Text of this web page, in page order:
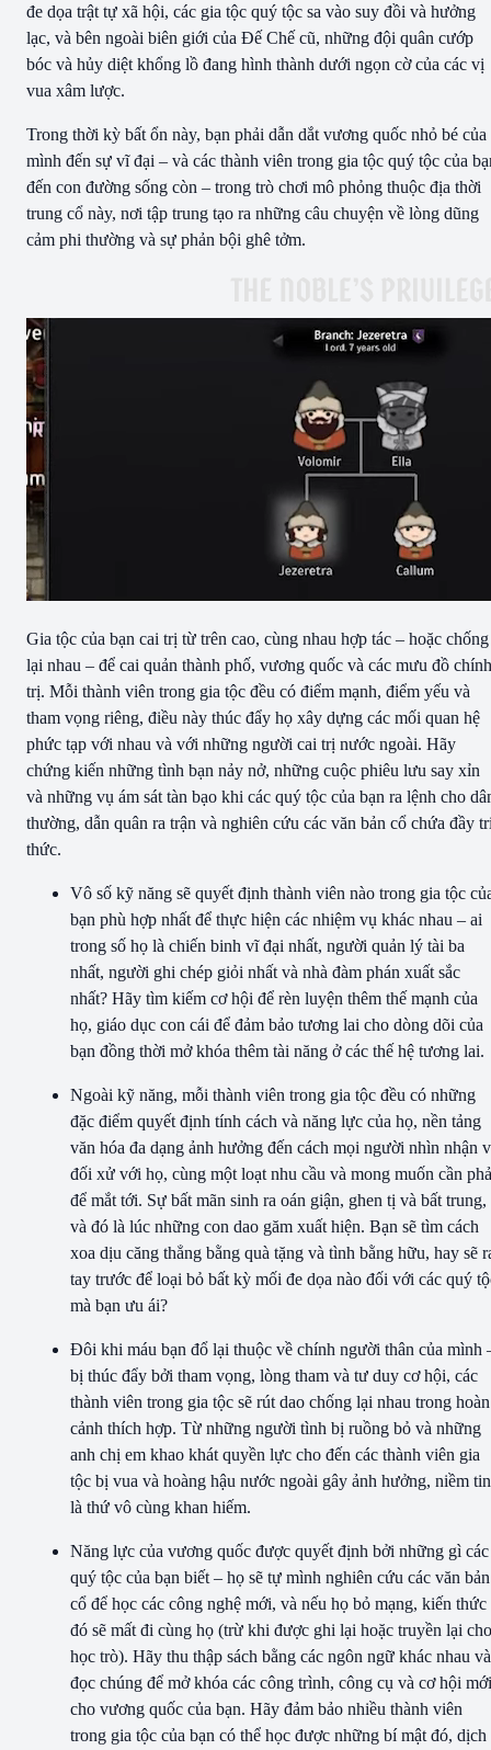
đe dọa trật tự xã hội, các gia tộc quý tộc sa vào suy đồi và hưởng
lạc, và bên ngoài biên giới của Đế Chế cũ, những đội quân cướp
bóc và hủy diệt khổng lồ đang hình thành dưới ngọn cờ của các vị
vua xâm lược.
Trong thời kỳ bất ổn này, bạn phải dẫn dắt vương quốc nhỏ bé của
mình đến sự vĩ đại – và các thành viên trong gia tộc quý tộc của
đến con đường sống còn – trong trò chơi mô phỏng thuộc địa thời
trung cổ này, nơi tập trung tạo ra những câu chuyện về lòng dũng
cảm phi thường và sự phản bội ghê tởm.
Gia tộc của bạn cai trị từ trên cao, cùng nhau hợp tác – hoặc chống
lại nhau – để cai quản thành phố, vương quốc và các mưu đồ chính
trị. Mỗi thành viên trong gia tộc đều có điểm mạnh, điểm yếu và
tham vọng riêng, điều này thúc đẩy họ xây dựng các mối quan hệ
phức tạp với nhau và với những người cai trị nước ngoài. Hãy
chứng kiến những tình bạn nảy nở, những cuộc phiêu lưu say xỉn
và những vụ ám sát tàn bạo khi các quý tộc của bạn ra lệnh cho
thường, dẫn quân ra trận và nghiên cứu các văn bản cổ chứa đầy
thức.
Vô số kỹ năng sẽ quyết định thành viên nào trong gia tộc
bạn phù hợp nhất để thực hiện các nhiệm vụ khác nhau – ai
trong số họ là chiến binh vĩ đại nhất, người quản lý tài ba
nhất, người ghi chép giỏi nhất và nhà đàm phán xuất sắc
nhất? Hãy tìm kiếm cơ hội để rèn luyện thêm thế mạnh của
họ, giáo dục con cái để đảm bảo tương lai cho dòng dõi của
bạn đồng thời mở khóa thêm tài năng ở các thế hệ tương lai.
Ngoài kỹ năng, mỗi thành viên trong gia tộc đều có những
đặc điểm quyết định tính cách và năng lực của họ, nền tảng
văn hóa đa dạng ảnh hưởng đến cách mọi người nhìn nhận
đối xử với họ, cùng một loạt nhu cầu và mong muốn cần
để mắt tới. Sự bất mãn sinh ra oán giận, ghen tị và bất trung,
và đó là lúc những con dao găm xuất hiện. Bạn sẽ tìm cách
xoa dịu căng thẳng bằng quà tặng và tình bằng hữu, hay sẽ
tay trước để loại bỏ bất kỳ mối đe dọa nào đối với các quý
mà bạn ưu ái?
Đôi khi máu bạn đổ lại thuộc về chính người thân của mình
bị thúc đẩy bởi tham vọng, lòng tham và tư duy cơ hội, các
thành viên trong gia tộc sẽ rút dao chống lại nhau trong hoàn
cảnh thích hợp. Từ những người tình bị ruồng bỏ và những
anh chị em khao khát quyền lực cho đến các thành viên gia
tộc bị vua và hoàng hậu nước ngoài gây ảnh hưởng, niềm tin
là thứ vô cùng khan hiếm.
Năng lực của vương quốc được quyết định bởi những gì các
quý tộc của bạn biết – họ sẽ tự mình nghiên cứu các văn bản
cổ để học các công nghệ mới, và nếu họ bỏ mạng, kiến thức
đó sẽ mất đi cùng họ (trừ khi được ghi lại hoặc truyền lại cho
học trò). Hãy thu thập sách bằng các ngôn ngữ khác nhau và
đọc chúng để mở khóa các công trình, công cụ và cơ hội mới
cho vương quốc của bạn. Hãy đảm bảo nhiều thành viên
trong gia tộc của bạn có thể học được những bí mật đó, dịch